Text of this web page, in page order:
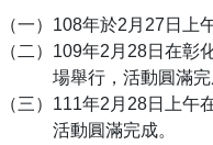
（一）108年於2月27日上
（二）109年2月28日在
場舉行，活動圓滿完
（三）111年2月28日上午
活動圓滿完成。